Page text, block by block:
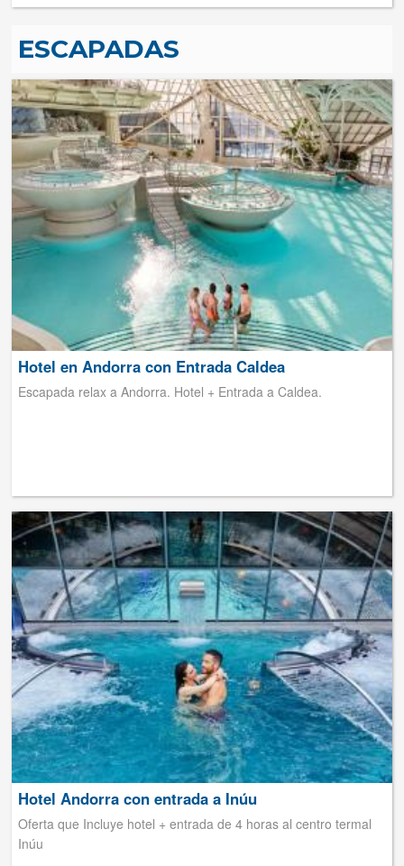
ESCAPADAS
Hotel en Andorra con Entrada Caldea
Escapada relax a Andorra. Hotel + Entrada a Caldea.
Hotel Andorra con entrada a Inúu
Oferta que Incluye hotel + entrada de 4 horas al centro termal
Inúu